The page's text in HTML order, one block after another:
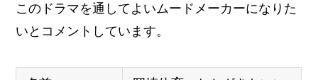
このドラマを通してよいムードメーカーになりた
いとコメントしています。